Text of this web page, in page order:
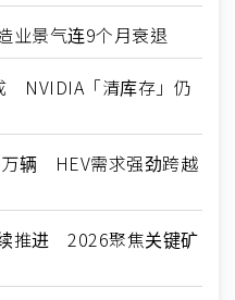
景气连9个月衰退
NVIDIA「清库存」仍
辆 HEV需求强劲跨越
推进 2026聚焦关键矿